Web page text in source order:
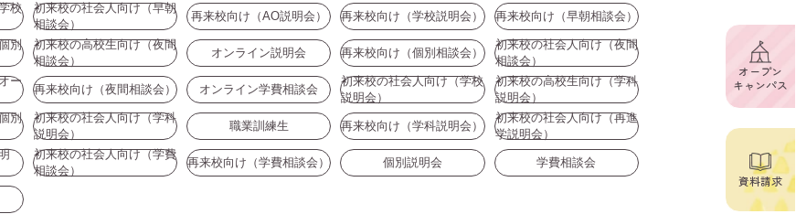
校
初来校の社会人向け（早朝
相談会）
再来校向け（AO説明会） 再来校向け（学校説明会） 再来校向け（早朝相談会）
別
初来校の高校生向け（夜間
相談会）
オンライン説明会 再来校向け（個別相談会）
初来校の社会人向け（夜間
相談会）
ー
再来校向け（夜間相談会） オンライン学費相談会
初来校の社会人向け（学校
説明会）
初来校の高校生向け（学科
説明会）
別
初来校の社会人向け（学科
説明会）
職業訓練生 再来校向け（学科説明会）
初来校の社会人向け（再進
学説明会）
初来校の社会人向け（学費
相談会）
再来校向け（学費相談会） 個別説明会 学費相談会
オープン
キャンパス
資料請求